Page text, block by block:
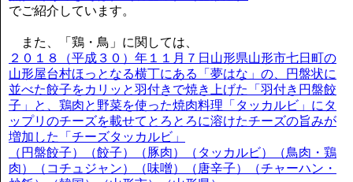
でご紹介しています。
また、「鶏・鳥」に関しては、
２０１８（平成３０）年１１月７日山形県山形市七日町の
山形屋台村ほっとなる横丁にある「夢はな」の、円盤状に
並べた餃子をカリッと羽付きで焼き上げた「羽付き円盤餃
子」と、鶏肉と野菜を使った焼肉料理「タッカルビ」にタ
ップリのチーズを載せてとろとろに溶けたチーズの旨みが
増加した「チーズタッカルビ」
（円盤餃子）（餃子）（豚肉）（タッカルビ）（鳥肉・鶏
肉）（コチュジャン）（味噌）（唐辛子）（チャーハン・